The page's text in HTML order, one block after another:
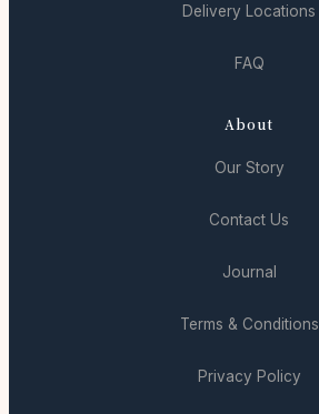
Delivery Locations
FAQ
About
Our Story
Contact Us
Journal
Terms & Conditions
Privacy Policy